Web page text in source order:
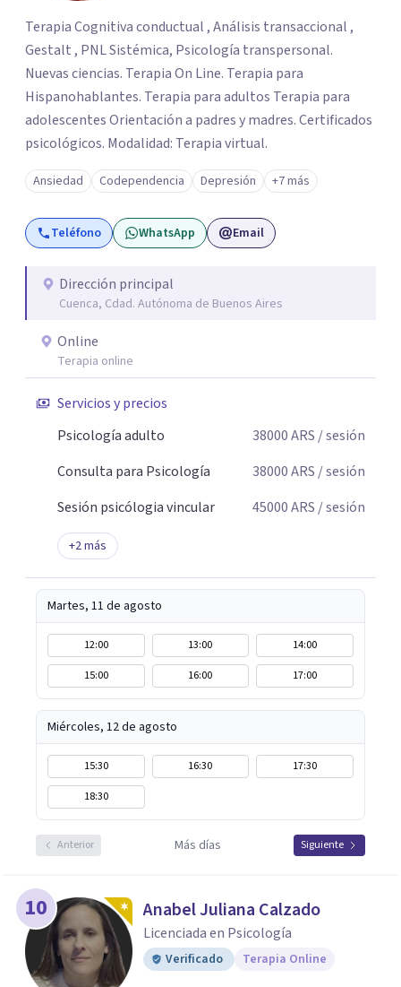
Terapia Cognitiva conductual , Análisis transaccional ,
Gestalt , PNL Sistémica, Psicología transpersonal.
Nuevas ciencias. Terapia On Line. Terapia para
Hispanohablantes. Terapia para adultos Terapia para
adolescentes Orientación a padres y madres. Certificados
psicológicos. Modalidad: Terapia virtual.
Ansiedad Codependencia Depresión +7 más
Teléfono WhatsApp Email
Dirección principal
Cuenca, Cdad. Autónoma de Buenos Aires
Online
Terapia online
Servicios y precios
Psicología adulto
38000ARS / sesión
Consulta para Psicología
38000ARS / sesión
Sesión psicólogia vincular
45000ARS / sesión
+2más
Martes, 11 de agosto
12:00 13:00
14:00
15:00
16:00 17:00
Miércoles, 12 de agosto
15:30 16:30
17:30
18:30
Anterior Más días Siguiente
10 Anabel Juliana Calzado
Licenciada en Psicología
Verificado Terapia Online